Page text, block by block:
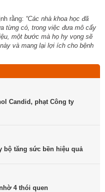
rằng: “Các nhà khoa học đã
từng có, trong việc đưa mô cấy
một bước mà họ hy vọng sẽ
và mang lại lợi ích cho bệnh
Candid, phạt Công ty
bộ tăng sức bền hiệu quả
4 thói quen